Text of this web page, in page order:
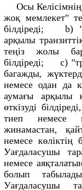
Осы
жоқ мемлекет"
бiлдiредi; b)
арқылы
теңiз жолы
білдiредi; с)
багажды,
немесе одан да
аумағы арқылы
өткiзудi
тиеп немесе
жинамастан,
немесе көлiктің
Уағдаласушы
немесе
болып
Уағдаласушы